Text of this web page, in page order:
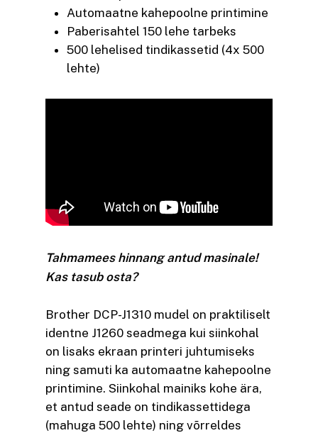
Automaatne kahepoolne printimine
Paberisahtel 150 lehe tarbeks
500 lehelised tindikassetid (4x 500
lehte)
Tahmamees hinnang antud masinale!
Kas tasub osta?
Brother DCP-J1310 mudel on praktiliselt
identne J1260 seadmega kui siinkohal
on lisaks ekraan printeri juhtumiseks
ning samuti ka automaatne kahepoolne
printimine. Siinkohal mainiks kohe ära,
et antud seade on tindikassettidega
(mahuga 500 lehte) ning võrreldes